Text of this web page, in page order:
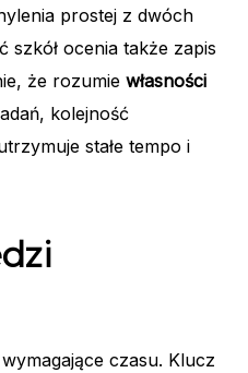
prostej z dwóch
ocenia także zapis
że rozumie własności
kolejność
stałe tempo i
czasu. Klucz